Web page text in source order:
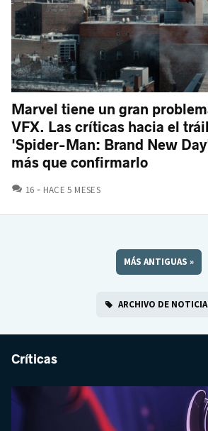
Marvel tiene un gran
VFX. Las críticas hacia el
'Spider-Man: Brand New
más que confirmarlo
16 COMENTARIOS
HACE 5 MESES
MÁS ANTIGUAS »
ARCHIVO DE
Críticas